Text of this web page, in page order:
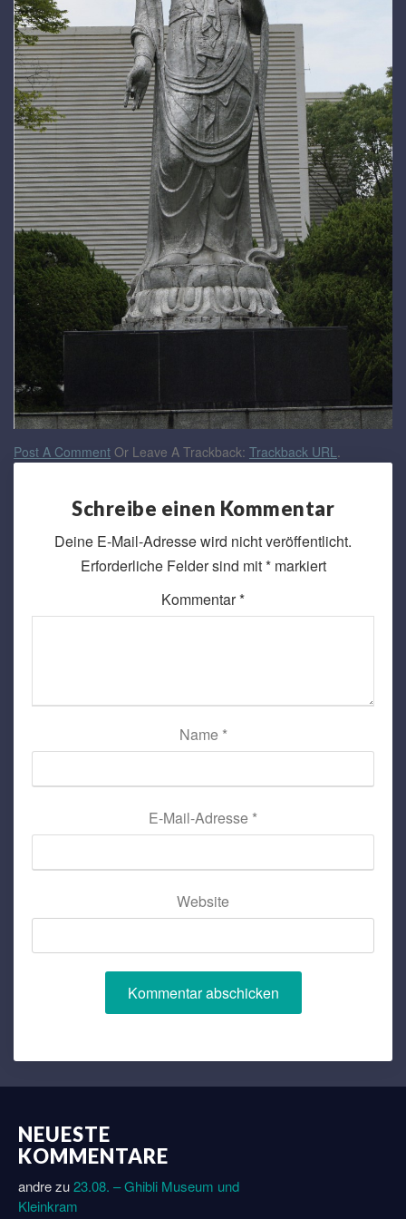
Post A Comment Or Leave A Trackback: Trackback URL
Schreibe einen Kommentar
Deine E-Mail-Adresse wird nicht veröffentlicht.
Erforderliche Felder sind mit*markiert
Kommentar*
Name *
E-Mail-Adresse *
Website
NEUESTE
KOMMENTARE
andrezu23.08. – Ghibli Museum und
Kleinkram